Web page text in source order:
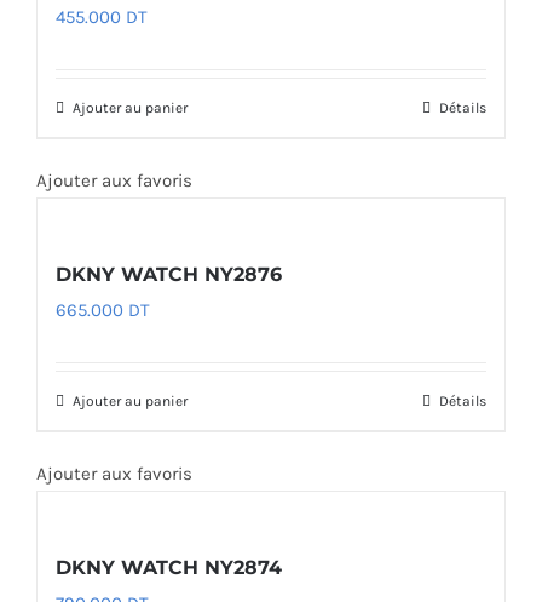
455.000 DT
Ajouter au panier Détails
Ajouter aux favoris
DKNY WATCH NY2876
665.000 DT
Ajouter au panier Détails
Ajouter aux favoris
DKNY WATCH NY2874